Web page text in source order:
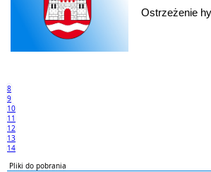
Ostrzeżenie
8
9
10
11
12
13
14
Pliki do pobrania